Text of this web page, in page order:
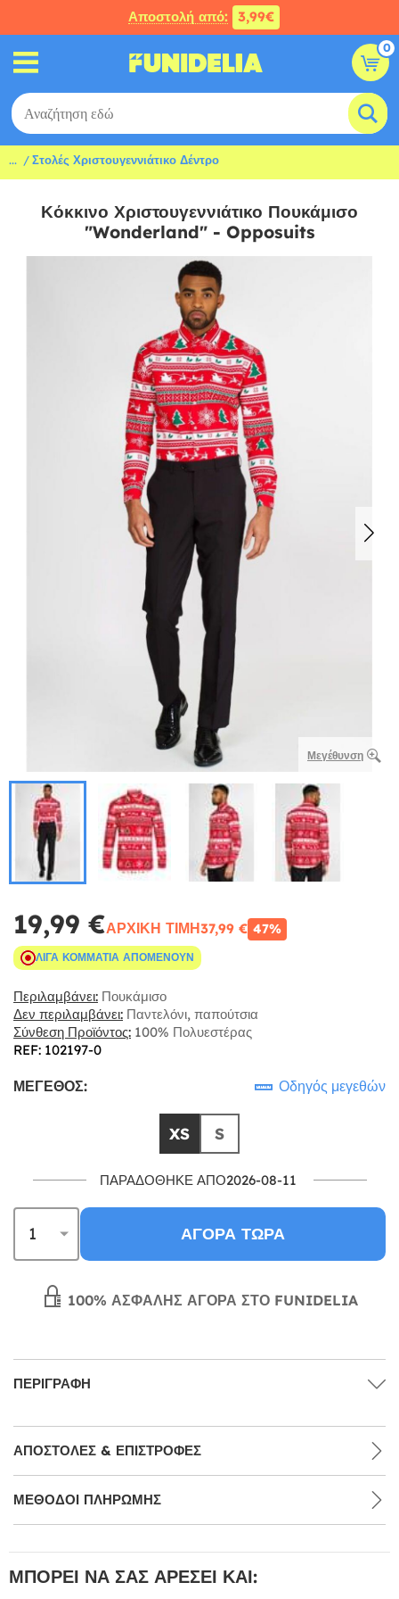
Αποστολή από: 3,99€
0
... Στολές Χριστουγεννιάτικο Δέντρο
Κόκκινο Χριστουγεννιάτικο Πουκάμισο
"Wonderland" - Opposuits
Μεγέθυνση
19,99 €ΑΡΧΙΚΉ ΤΙΜΉ37,99 € 47%
ΛΊΓΑ ΚΟΜΜΆΤΙΑ ΑΠΟΜΈΝΟΥΝ
Περιλαμβάνει: Πουκάμισο
Δεν περιλαμβάνει: Παντελόνι, παπούτσια
Σύνθεση Προϊόντος: 100% Πολυεστέρας
REF: 102197-0
ΜΈΓΕΘΟΣ: Οδηγός μεγεθών
XS S
ΠΑΡΑΔΌΘΗΚΕ ΑΠΌ2026-08-11
ΑΓΟΡΆ ΤΏΡΑ
100% ΑΣΦΑΛΉΣ ΑΓΟΡΆ ΣΤΟ FUNIDELIA
ΠΕΡΙΓΡΑΦΉ
ΑΠΟΣΤΟΛΈΣ & ΕΠΙΣΤΡΟΦΈΣ
ΜΕΘΌΔΟΙ ΠΛΗΡΩΜΉΣ
ΜΠΟΡΕΊ ΝΑ ΣΑΣ ΑΡΈΣΕΙ ΚΑΙ: